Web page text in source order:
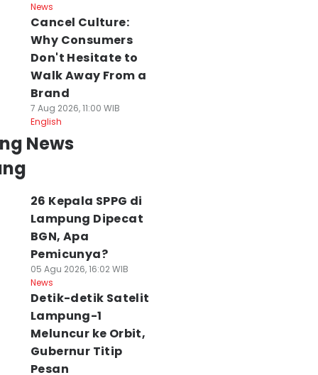
News
Cancel Culture:
Why Consumers
Don't Hesitate to
Walk Away From a
Brand
7 Aug 2026, 11:00 WIB
English
News
26 Kepala SPPG di
Lampung Dipecat
BGN, Apa
Pemicunya?
05 Agu 2026, 16:02 WIB
News
Detik-detik Satelit
Lampung-1
Meluncur ke Orbit,
Gubernur Titip
Pesan